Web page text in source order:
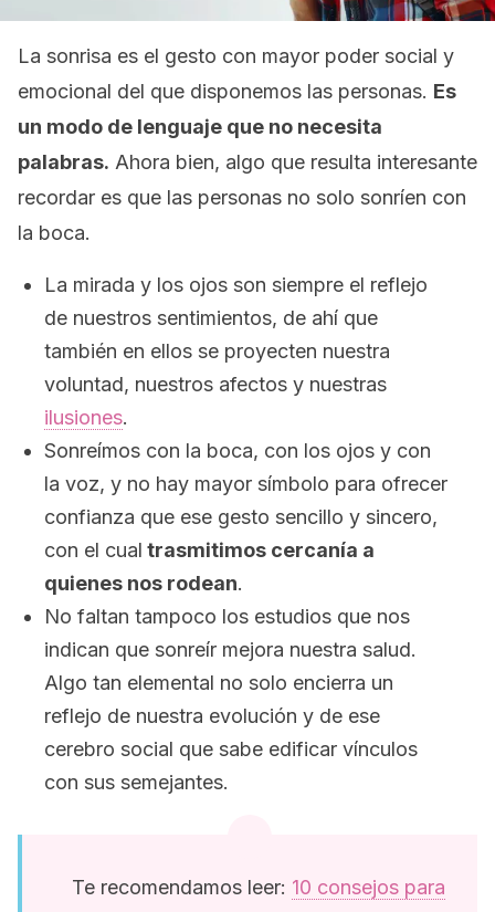
La sonrisa es el gesto con mayor poder social y
emocional del que disponemos las personas. Es
un modo de lenguaje que no necesita
palabras. Ahora bien, algo que resulta interesante
recordar es que las personas no solo sonríen con
la boca.
La mirada y los ojos son siempre el reflejo
de nuestros sentimientos, de ahí que
también en ellos se proyecten nuestra
voluntad, nuestros afectos y nuestras
ilusiones.
Sonreímos con la boca, con los ojos y con
la voz, y no hay mayor símbolo para ofrecer
confianza que ese gesto sencillo y sincero,
con el cual trasmitimos cercanía a
quienes nos rodean.
No faltan tampoco los estudios que nos
indican que sonreír mejora nuestra salud.
Algo tan elemental no solo encierra un
reflejo de nuestra evolución y de ese
cerebro social que sabe edificar vínculos
con sus semejantes.
Te recomendamos leer: 10 consejos para